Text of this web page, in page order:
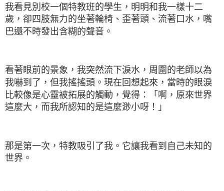
我看見別校一個特教班的學生，明明和我一樣十二
歲，卻四肢無力的坐著輪椅、歪著頭、流著口水，嘴
巴還不時發出含糊的聲音。
看著眼前的景象，我突然流下淚水，周圍的老師以為
我嚇到了，但我搖搖頭。現在回想起來，當時的眼淚
比較像是心靈被拓展的觸動，覺得：「啊，原來世界
這麼大，而我所認知的是這麼渺小呀！」
那是第一次，特教吸引了我。它讓我看到自己未知的
世界。